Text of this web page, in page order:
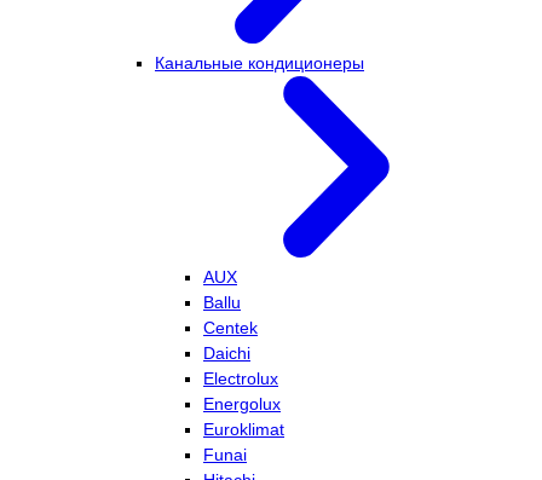
Канальные кондиционеры
AUX
Ballu
Centek
Daichi
Electrolux
Energolux
Euroklimat
Funai